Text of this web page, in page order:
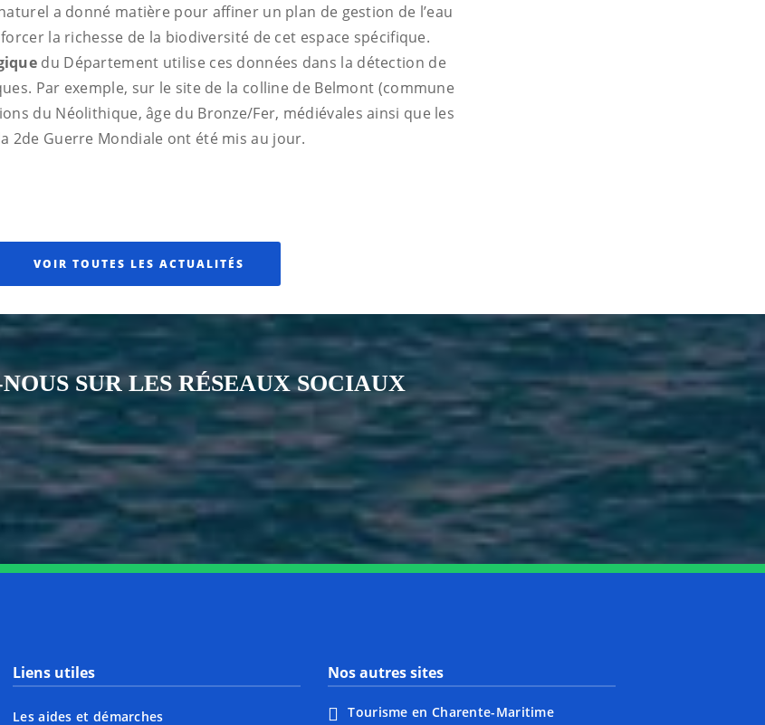
a donné matière pour affiner un plan de gestion de l’eau
la richesse de la biodiversité de cet espace spécifique.
du Département utilise ces données dans la détection de
Par exemple, sur le site de la colline de Belmont (commune
du Néolithique, âge du Bronze/Fer, médiévales ainsi que les
2de Guerre Mondiale ont été mis au jour.
VOIR TOUTES LES ACTUALITÉS
SUR LES RÉSEAUX SOCIAUX
Notre page Instagram
Notre page Facebook
Notre page XNotre page TiktokNotre page Linkedin
Notre page Youtube
Liens utiles
Les aides et démarches
Nos autres sites
Tourisme en Charente-Maritime